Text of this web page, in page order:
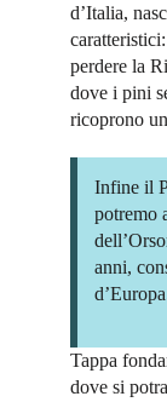
d’Italia,
perdere la
dove i pini
ricoprono
Infine il
potremo
anni,
Tappa
dove si